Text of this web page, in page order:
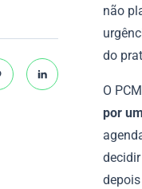
não
do
O
por